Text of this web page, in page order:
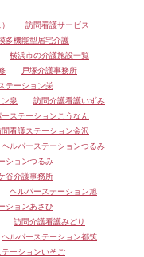
訪問看護サービス
多機能型居宅介護
横浜市の介護施設一覧
戸塚介護事務所
テーション栄
泉
訪問介護看護いずみ
ステーションこうなん
問看護ステーション金沢
ヘルパーステーションつるみ
ションつるみ
谷介護事務所
ヘルパーステーション旭
ションあさひ
訪問介護看護みどり
ヘルパーステーション都筑
ーションいそご